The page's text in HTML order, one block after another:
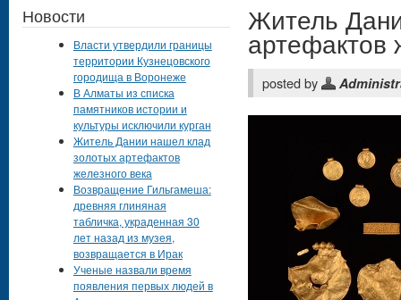
Житель
артефактов
posted by
Новости
Власти утвердили границы
территории Кузнецовского
городища в Воронеже
В Алматы из списка
памятников истории и
культуры исключили курган
Житель Дании нашел клад
золотых артефактов
железного века
Возвращение Гильгамеша:
древняя глиняная
табличка, украденная 30
лет назад из музея,
возвращается в Ирак
Ученые назвали время
появления первых людей в